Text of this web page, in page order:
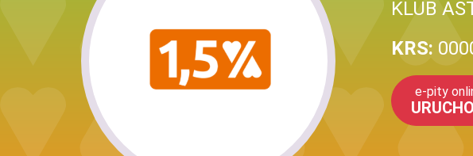
KLUB
KRS:
e-pity